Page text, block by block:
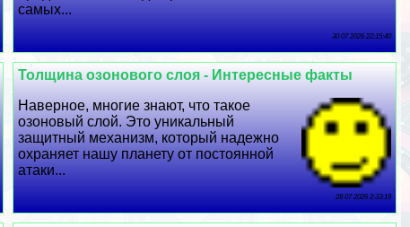
самых...
30 07 2026 22:15:40
Толщина озонового слоя - Интересные факты
Наверное, многие знают, что такое
озоновый слой. Это уникальный
защитный механизм, который надежно
охраняет нашу планету от постоянной
атаки...
28 07 2026 2:33:19